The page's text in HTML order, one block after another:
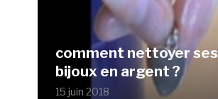
comment nettoyer ses
bijoux en argent ?
15 juin 2018